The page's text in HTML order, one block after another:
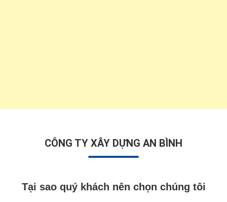
CÔNG TY XÂY DỰNG AN BÌNH
Tại sao quý khách nên chọn chúng tôi